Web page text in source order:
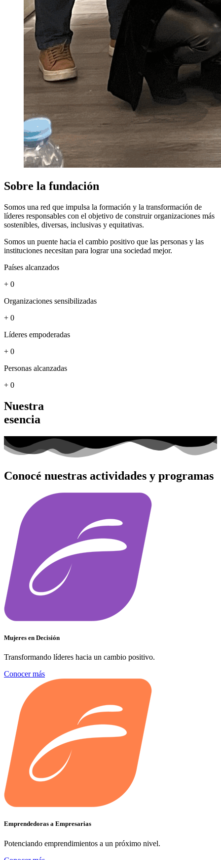
Sobre la fundación
Somos una red que impulsa la formación y la transformación de
líderes responsables con el objetivo de construir organizaciones más
sostenibles, diversas, inclusivas y equitativas.
Somos un puente hacia el cambio positivo que las personas y las
instituciones necesitan para lograr una sociedad mejor.
Países alcanzados
+ 0
Organizaciones sensibilizadas
+ 0
Líderes empoderadas
+ 0
Personas alcanzadas
+ 0
Nuestra
esencia
Conocé nuestras actividades y programas
Mujeres en Decisión
Transformando líderes hacia un cambio positivo.
Conocer más
Emprendedoras a Empresarias
Potenciando emprendimientos a un próximo nivel.